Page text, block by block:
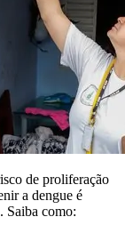
de proliferação
a dengue é
Saiba como: